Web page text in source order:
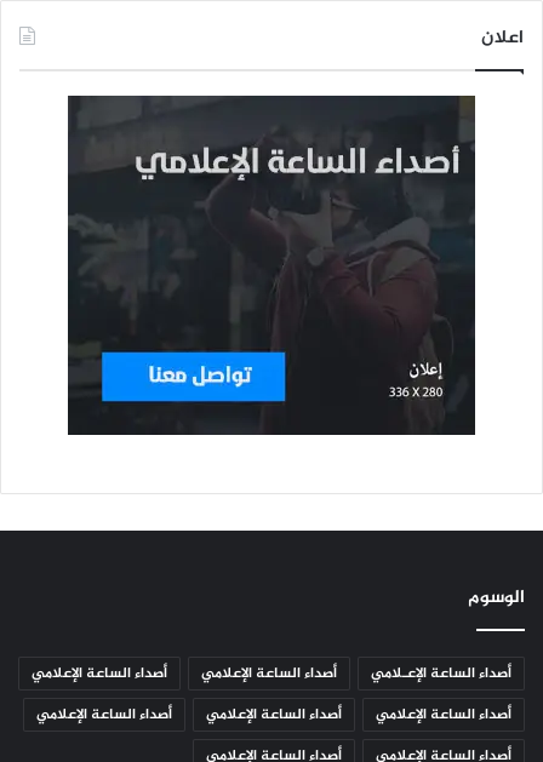
اعلان
الوسوم
أصداء الساعة الإعـلامي أصداء الساعة الإعلامي
أصداء الساعة الإعلامي
أصداء الساعة الإعلامي
أصداء الساعة الإعلامي
أصداء الساعة الإعلامي
أصداء الساعة الإعلامي
أصداء الساعة الإعلامي